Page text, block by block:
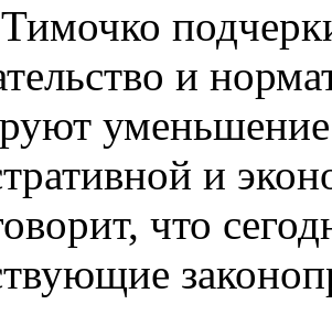
и
уменьшение
и
что